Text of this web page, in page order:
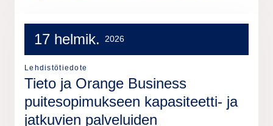
17 helmik. 2026
Lehdistötiedote
Tieto ja Orange Business
puitesopimukseen kapasiteetti- ja
jatkuvien palveluiden